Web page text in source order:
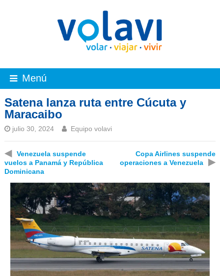
Menú
Satena lanza ruta entre Cúcuta y
Maracaibo
julio 30, 2024 Equipo volavi
◀
Venezuela suspende
vuelos a Panamá y República
Dominicana
Copa Airlines suspende
operaciones a Venezuela
▶